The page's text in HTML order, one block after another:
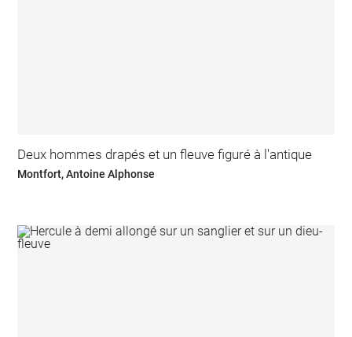
Deux hommes drapés et un fleuve figuré à l'antique
Montfort, Antoine Alphonse